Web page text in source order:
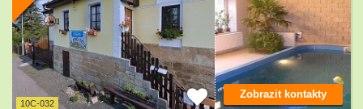
10C-032
Zobrazit kontakty